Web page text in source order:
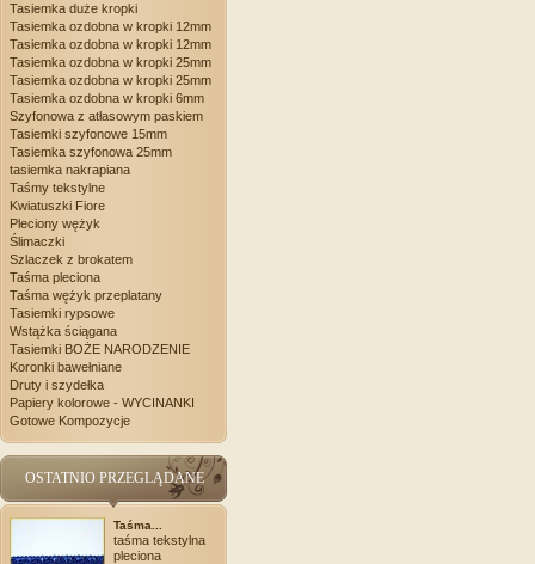
Tasiemka duże kropki
Tasiemka ozdobna w kropki 12mm
Tasiemka ozdobna w kropki 12mm
Tasiemka ozdobna w kropki 25mm
Tasiemka ozdobna w kropki 25mm
Tasiemka ozdobna w kropki 6mm
Szyfonowa z atłasowym paskiem
Tasiemki szyfonowe 15mm
Tasiemka szyfonowa 25mm
tasiemka nakrapiana
Taśmy tekstylne
Kwiatuszki Fiore
Pleciony wężyk
Ślimaczki
Szlaczek z brokatem
Taśma pleciona
Taśma wężyk przeplatany
Tasiemki rypsowe
Wstążka ściągana
Tasiemki BOŻE NARODZENIE
Koronki bawełniane
Druty i szydełka
Papiery kolorowe - WYCINANKI
Gotowe Kompozycje
OSTATNIO PRZEGLĄDANE
Taśma...
taśma tekstylna
pleciona